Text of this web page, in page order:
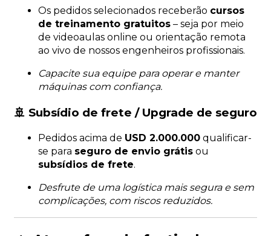
Os pedidos selecionados receberão cursos
de treinamento gratuitos– seja por meio
de videoaulas online ou orientação remota
ao vivo de nossos engenheiros profissionais.
Capacite sua equipe para operar e manter
máquinas com confiança.
🚢 Subsídio de frete / Upgrade de seguro
Pedidos acima de USD 2.000.000qualificar-
se para seguro de envio grátisou
subsídios de frete.
Desfrute de uma logística mais segura e sem
complicações, com riscos reduzidos.